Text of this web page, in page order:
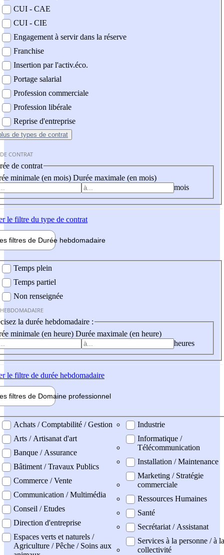
CUI - CAE
CUI - CIE
Engagement à servir dans la réserve
Franchise
Insertion par l'activ.éco.
Portage salarial
Profession commerciale
Profession libérale
Reprise d'entreprise
de types de contrat
CONTRAT
de contrat
minimale (en mois) Durée maximale (en mois)
mois
le filtre du type de contrat
filtres de Durée hebdomadaire
Temps plein
Temps partiel
Non renseignée
la durée hebdomadaire :
minimale (en heure) Durée maximale (en heure)
heures
le filtre de durée hebdomadaire
filtres de Domaine professionnel
professionel
Achats / Comptabilité / Gestion
Arts / Artisanat d'art
Banque / Assurance
Bâtiment / Travaux Publics
Commerce / Vente
Communication / Multimédia
Conseil / Etudes
Direction d'entreprise
Espaces verts et naturels /
Agriculture / Pêche / Soins aux
Industrie
Informatique /
Télécommunication
Installation / Maintenance
Marketing / Stratégie
commerciale
Ressources Humaines
Santé
Secrétariat / Assistanat
Services à la personne / à la
collectivité